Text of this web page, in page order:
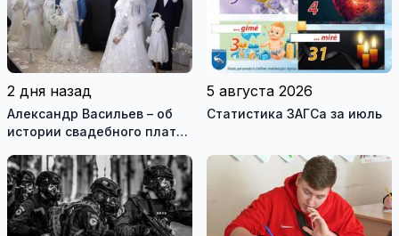
2 дня назад
Александр Васильев – об
истории свадебного платья
истории моды (видео)
5 августа 2026
Статистика ЗАГСа за июль